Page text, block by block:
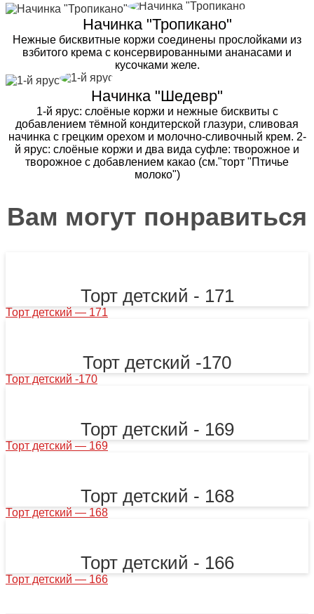
Начинка "Тропикано"
Нежные бисквитные коржи соединены прослойками из
взбитого крема с консервированными ананасами и
кусочками желе.
Начинка "Шедевр"
1-й ярус: слоёные коржи и нежные бисквиты с
добавлением тёмной кондитерской глазури, сливовая
начинка с грецким орехом и молочно-сливочный крем. 2-
й ярус: слоёные коржи и два вида суфле: творожное и
творожное с добавлением какао (см."торт "Птичье
молоко")
Вам могут понравиться
Торт детский - 171
Торт детский — 171
Торт детский -170
Торт детский -170
Торт детский - 169
Торт детский — 169
Торт детский - 168
Торт детский — 168
Торт детский - 166
Торт детский — 166